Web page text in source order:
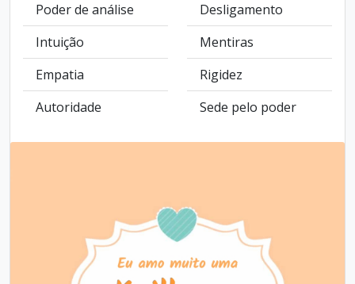
Poder de análise
Intuição
Empatia
Autoridade
Desligamento
Mentiras
Rigidez
Sede pelo poder